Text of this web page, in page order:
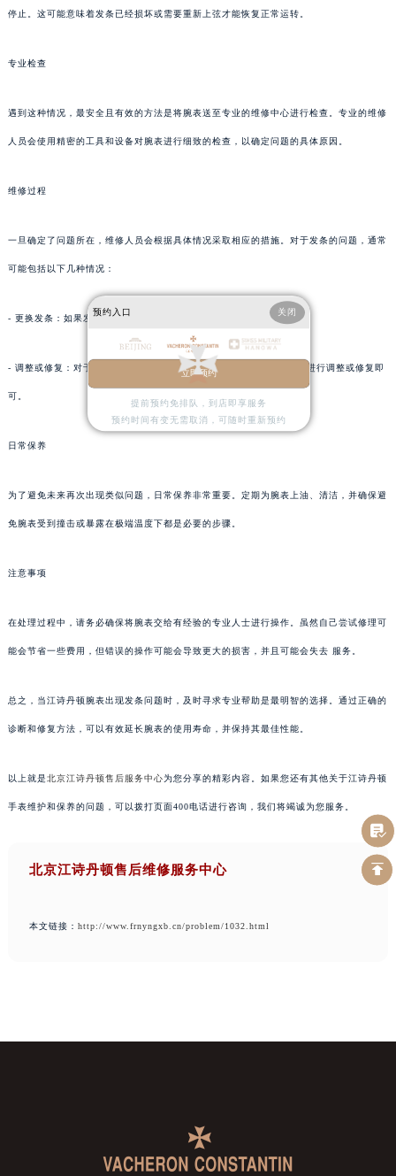
停止。这可能意味着发条已经损坏或需要重新上弦才能恢复正常运转。
专业检查
遇到这种情况，最安全且有效的方法是将腕表送至专业的维修中心进行检查。专业的维修
人员会使用精密的工具和设备对腕表进行细致的检查，以确定问题的具体原因。
维修过程
一旦确定了问题所在，维修人员会根据具体情况采取相应的措施。对于发条的问题，通常
可能包括以下几种情况：
- 更换发条：如果发条已经严重磨损或损坏，则可能需要更换新的发条。
- 调整或修复：对于一些轻微的问题，如发条上的小瑕疵，可能只需要进行调整或修复即
可。
日常保养
为了避免未来再次出现类似问题，日常保养非常重要。定期为腕表上油、清洁，并确保避
免腕表受到撞击或暴露在极端温度下都是必要的步骤。
注意事项
在处理过程中，请务必确保将腕表交给有经验的专业人士进行操作。虽然自己尝试修理可
能会节省一些费用，但错误的操作可能会导致更大的损害，并且可能会失去 服务。
总之，当江诗丹顿腕表出现发条问题时，及时寻求专业帮助是最明智的选择。通过正确的
诊断和修复方法，可以有效延长腕表的使用寿命，并保持其最佳性能。
以上就是北京江诗丹顿售后服务中心为您分享的精彩内容。如果您还有其他关于江诗丹顿
手表维护和保养的问题，可以拨打页面400电话进行咨询，我们将竭诚为您服务。
北京江诗丹顿售后维修服务中心
本文链接： http://www.frnyngxb.cn/problem/1032.html
预约入口 关闭
立即预约
提前预约免排队，到店即享服务
预约时间有变无需取消，可随时重新预约